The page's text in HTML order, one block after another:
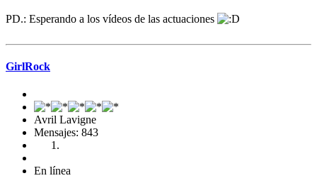
PD.: Esperando a los vídeos de las actuaciones
GirlRock
Avril Lavigne
Mensajes: 843
En línea